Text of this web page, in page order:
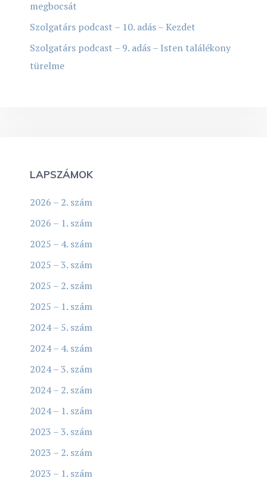
megbocsát
Szolgatárs podcast – 10. adás – Kezdet
Szolgatárs podcast – 9. adás – Isten találékony
türelme
LAPSZÁMOK
2026 – 2. szám
2026 – 1. szám
2025 – 4. szám
2025 – 3. szám
2025 – 2. szám
2025 – 1. szám
2024 – 5. szám
2024 – 4. szám
2024 – 3. szám
2024 – 2. szám
2024 – 1. szám
2023 – 3. szám
2023 – 2. szám
2023 – 1. szám